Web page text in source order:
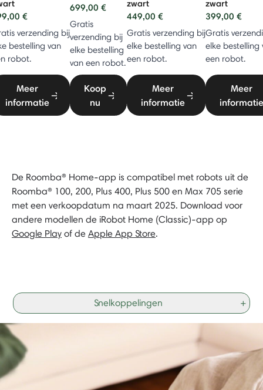
€
verzending bij
bestelling van
robot.
Meer
informatie
699,00 €
Gratis
verzending bij
elke bestelling
van een robot.
Koop
nu
zwart
449,00 €
Gratis verzending bij
elke bestelling van
een robot.
Meer
informatie
zwart
399,00 €
Gratis
elke bestelling
een robot.
Meer
informatie
De Roomba® Home-app is compatibel met robots uit de
Roomba® 100, 200, Plus 400, Plus 500 en Max 705 serie
met een verkoopdatum na maart 2025. Download voor
andere modellen de iRobot Home (Classic)-app op
Google Play of de Apple App Store.
Snelkoppelingen +